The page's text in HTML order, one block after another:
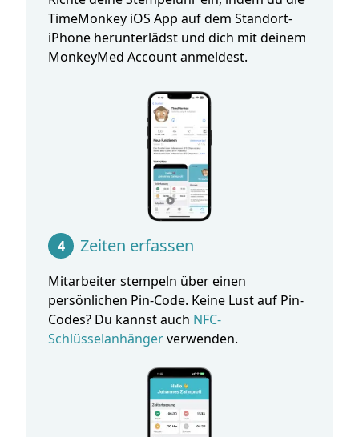
TimeMonkey iOS App auf dem Standort-
iPhone herunterlädst und dich mit deinem
MonkeyMed Account anmeldest.
4 Zeiten erfassen
Mitarbeiter stempeln über einen
persönlichen Pin-Code. Keine Lust auf Pin-
Codes? Du kannst auch NFC-
Schlüsselanhängerverwenden.